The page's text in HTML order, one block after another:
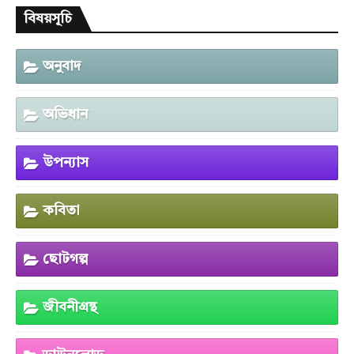
বিষয়সূচি
অনুবাদ
অভিধান
উপন্যাস
কবিতা
ছোটগল্প
জীবনীগ্রন্থ